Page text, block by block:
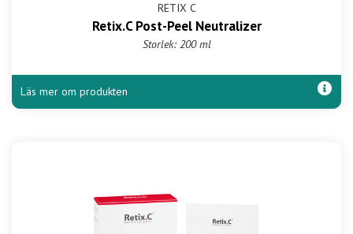
RETIX C
Retix.C Post-Peel Neutralizer
Storlek: 200 ml
Läs mer om produkten